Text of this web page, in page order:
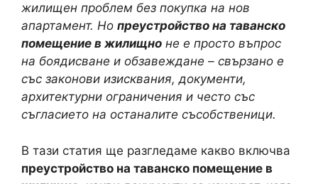
жилищен проблем без покупка на нов
апартамент. Но преустройство на таванско
помещение в жилищно не е просто въпрос
на боядисване и обзавеждане – свързано е
със законови изисквания, документи,
архитектурни ограничения и често със
съгласието на останалите съсобственици.
В тази статия ще разгледаме какво включва
преустройство на таванско помещение в